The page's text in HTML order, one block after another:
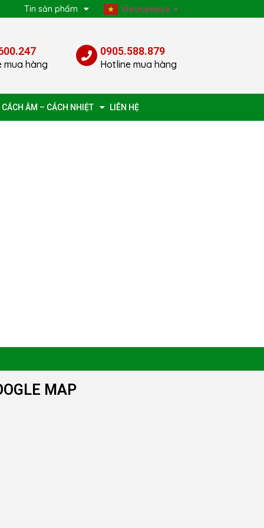
Tin sản phẩm Vietnamese ▼
mua hàng
0905.588.879
Hotline mua hàng
CÁCH ÂM – CÁCH NHIỆT LIÊN HỆ
MAP